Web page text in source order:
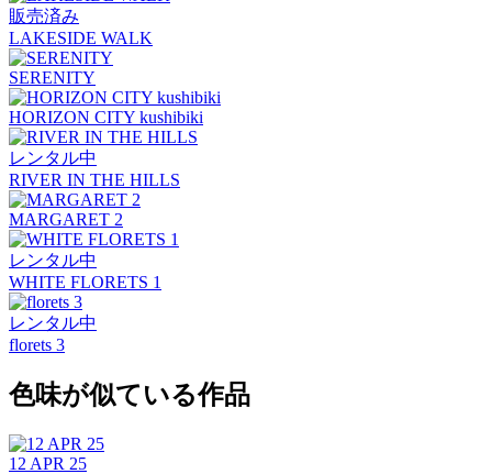
販売済み
LAKESIDE WALK
SERENITY
HORIZON CITY kushibiki
レンタル中
RIVER IN THE HILLS
MARGARET 2
レンタル中
WHITE FLORETS 1
レンタル中
florets 3
色味が似ている作品
12 APR 25